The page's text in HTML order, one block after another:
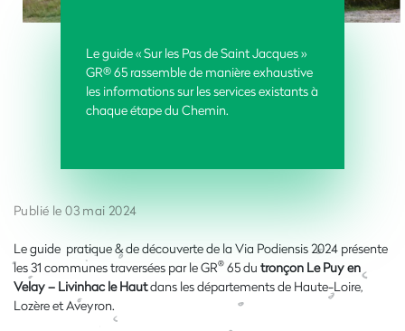
Le guide « Sur les Pas de Saint Jacques »
GR® 65 rassemble de manière exhaustive
les informations sur les services existants à
chaque étape du Chemin.
Publié le 03 mai 2024
Le guide pratique & de découverte de la Via Podiensis 2024 présente
les 31 communes traversées par le GR® 65 du tronçon Le Puy en
Velay – Livinhac le Hautdans les départements de Haute-Loire,
Lozère et Aveyron.